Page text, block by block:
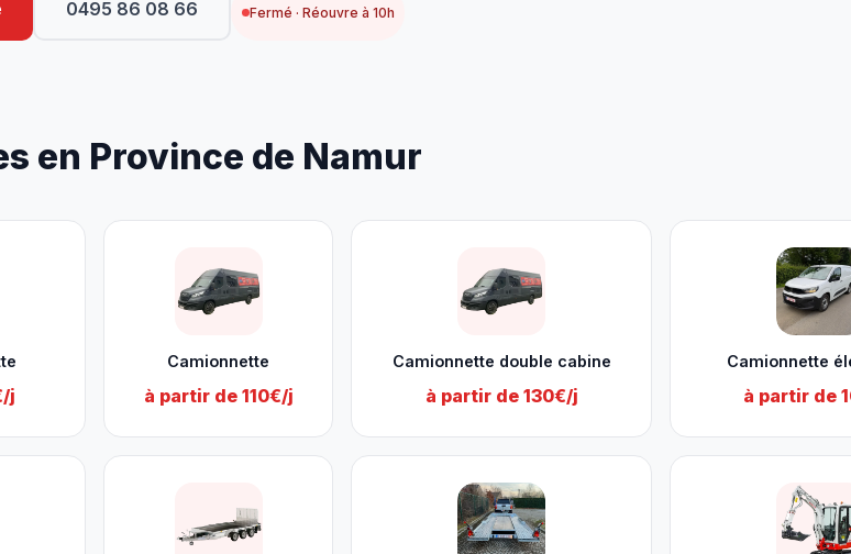
0495 86 08 66 Fermé · Réouvre à 10h
en Province de Namur
j
Camionnette
à partir de 110€/j
Camionnette double cabine
à partir de 130€/j
Camionnette
à partir de